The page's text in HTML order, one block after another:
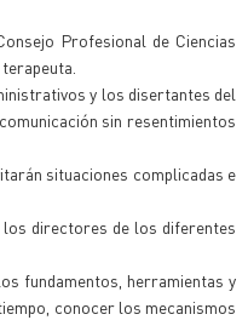
Profesional de Ciencias
y los disertantes del
sin resentimientos
situaciones complicadas e
directores de los diferentes
fundamentos, herramientas y
conocer los mecanismos